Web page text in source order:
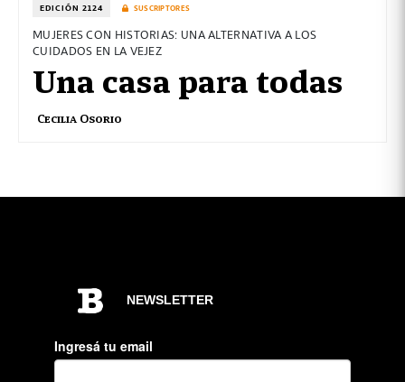
EDICIÓN 2124 SUSCRIPTORES
MUJERES CON HISTORIAS: UNA ALTERNATIVA A LOS
CUIDADOS EN LA VEJEZ
Una casa para todas
Cecilia Osorio